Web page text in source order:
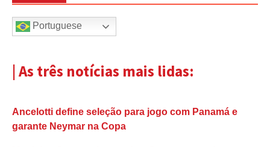
Portuguese
| As três notícias mais lidas:
Ancelotti define seleção para jogo com Panamá e
garante Neymar na Copa